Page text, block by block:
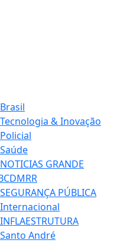
Brasil
Tecnologia & Inovação
Policial
Saúde
NOTICIAS GRANDE
SEGURANÇA PÚBLICA
Internacional
INFLAESTRUTURA
Santo André